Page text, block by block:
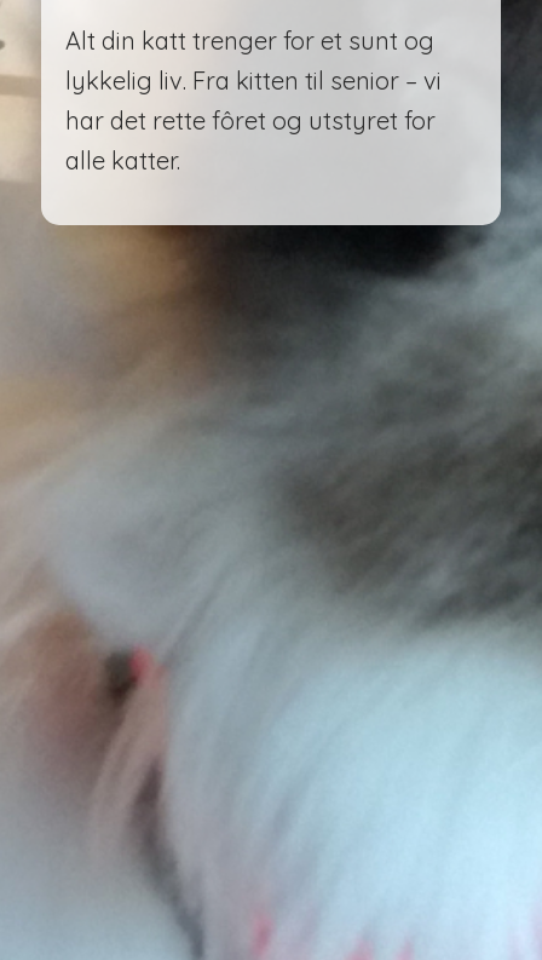
Alt din katt trenger for et sunt og
lykkelig liv. Fra kitten til senior – vi
har det rette fôret og utstyret for
alle katter.